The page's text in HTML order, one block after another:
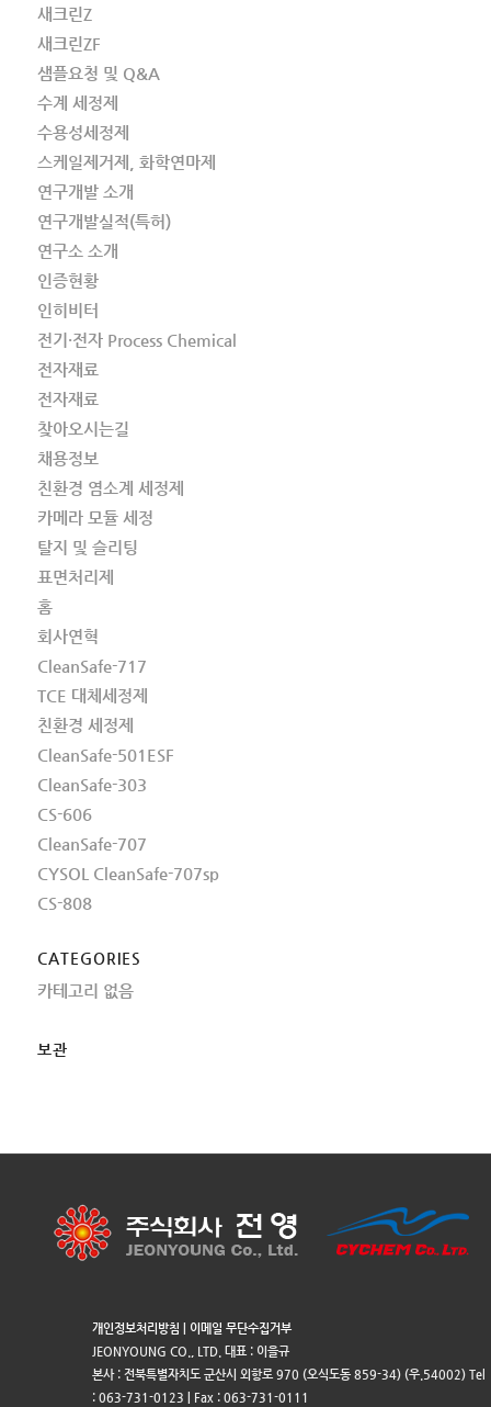
새크린Z
새크린ZF
샘플요청 및 Q&A
수계 세정제
수용성세정제
스케일제거제, 화학연마제
연구개발 소개
연구개발실적(특허)
연구소 소개
인증현황
인히비터
전기·전자 Process Chemical
전자재료
전자재료
찾아오시는길
채용정보
친환경 염소계 세정제
카메라 모듈 세정
탈지 및 슬리팅
표면처리제
홈
회사연혁
CleanSafe-717
TCE 대체세정제
친환경 세정제
CleanSafe-501ESF
CleanSafe-303
CS-606
CleanSafe-707
CYSOL CleanSafe-707sp
CS-808
CATEGORIES
카테고리 없음
보관
개인정보처리방침
이메일 무단수집거부
JEONYOUNG CO., LTD. 대표 : 이을규
본사 : 전북특별자치도 군산시 외항로 970 (오식도동 859-34) (우.54002) Tel
: 063-731-0123 | Fax : 063-731-0111